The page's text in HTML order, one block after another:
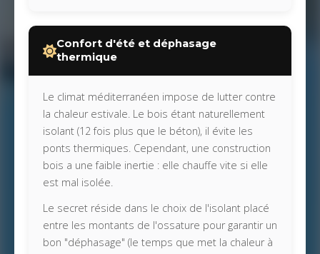
Confort d'été et déphasage
thermique
Le climat méditerranéen impose de lutter contre
la chaleur estivale. Le bois étant naturellement
isolant (12 fois plus que le béton), il évite les
ponts thermiques. Cependant, une construction
bois a une faible inertie : elle chauffe vite si elle
est mal isolée.
Le secret réside dans le choix de l'isolant placé
entre les montants de l'ossature pour garantir un
bon "déphasage" (le temps que met la chaleur à